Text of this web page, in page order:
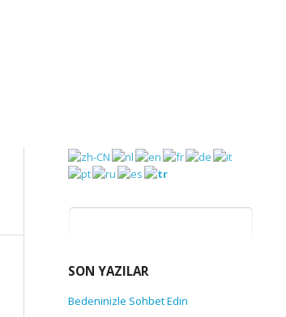
Arama:
SON YAZILAR
Bedeninizle Sohbet Edin